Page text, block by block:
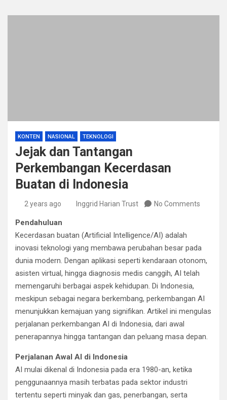
KONTEN NASIONAL TEKNOLOGI
Jejak dan Tantangan
Perkembangan Kecerdasan
Buatan di Indonesia
2 years ago Inggrid Harian Trust No Comments
Pendahuluan
Kecerdasan buatan (Artificial Intelligence/AI) adalah
inovasi teknologi yang membawa perubahan besar pada
dunia modern. Dengan aplikasi seperti kendaraan otonom,
asisten virtual, hingga diagnosis medis canggih, AI telah
memengaruhi berbagai aspek kehidupan. Di Indonesia,
meskipun sebagai negara berkembang, perkembangan AI
menunjukkan kemajuan yang signifikan. Artikel ini mengulas
perjalanan perkembangan AI di Indonesia, dari awal
penerapannya hingga tantangan dan peluang masa depan.
Perjalanan Awal AI di Indonesia
AI mulai dikenal di Indonesia pada era 1980-an, ketika
penggunaannya masih terbatas pada sektor industri
tertentu seperti minyak dan gas, penerbangan, serta